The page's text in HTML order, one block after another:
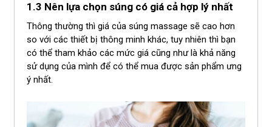
1.3 Nên lựa chọn súng có giá cả hợp lý nhất
Thông thường thì giá của súng massage sẽ cao hơn
so với các thiết bị thông minh khác, tuy nhiên thì bạn
có thể tham khảo các mức giá cũng như là khả năng
sử dụng của mình để có thể mua được sản phẩm ưng
ý nhất.